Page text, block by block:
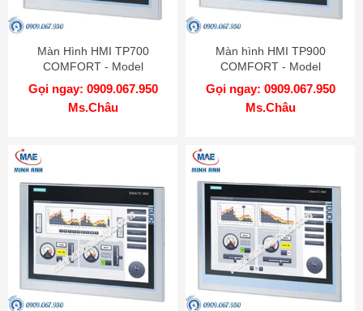
Màn Hình HMI TP700
COMFORT - Model
6AV2124-0GC01-0AX0
Gọi ngay: 0909.067.950
Ms.Châu
Màn hình HMI TP900
COMFORT - Model
6AV2124-0JC01-0AX0
Gọi ngay: 0909.067.950
Ms.Châu